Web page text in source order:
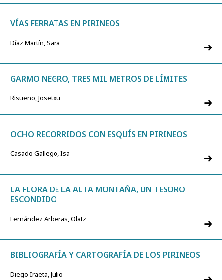
VÍAS FERRATAS EN PIRINEOS
Díaz Martín, Sara
GARMO NEGRO, TRES MIL METROS DE LÍMITES
Risueño, Josetxu
OCHO RECORRIDOS CON ESQUÍS EN PIRINEOS
Casado Gallego, Isa
LA FLORA DE LA ALTA MONTAÑA, UN TESORO
ESCONDIDO
Fernández Arberas, Olatz
BIBLIOGRAFÍA Y CARTOGRAFÍA DE LOS PIRINEOS
Diego Iraeta, Julio